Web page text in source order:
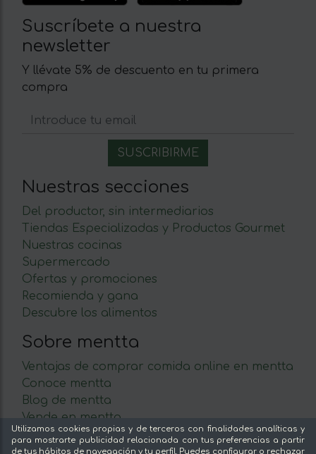
Suscríbete a nuestra
newsletter
Y llévate 5% de descuento en tu primera
compra
Nuestras secciones
Del productor, sin intermediarios
Tiendas Especializadas y Productos Gourmet
Nuestras cocinas
Supermercado
Ofertas y promociones
Recomienda y gana
Descubre los alimentos
Sobre mentta
Ventajas de comprar comida online en mentta
Conoce mentta
Blog de mentta
Vende en mentta
Fidelización
Preguntas frecuentes
Utilizamos cookies propias y de terceros con finalidades analíticas y
para mostrarte publicidad relacionada con tus preferencias a partir
de tus hábitos de navegación y tu perfil. Puedes configurar o rechazar